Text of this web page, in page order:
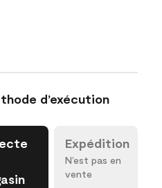
d’exécution
Expédition
N’est pas en
vente